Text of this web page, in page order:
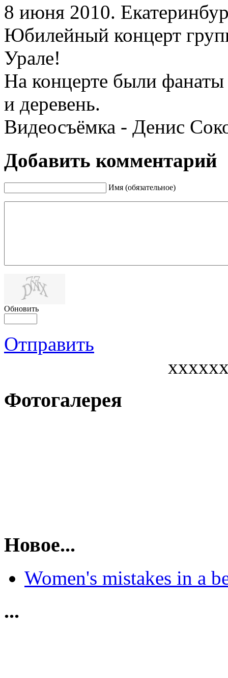
8 июня 2010.
Юбилейный концерт
Урале!
На концерте были
и деревень.
Видеосъёмка - Денис
Добавить комментарий
Имя (обязательное)
Обновить
Отправить
Фотогалерея
Новое...
Women's mistakes in a
...